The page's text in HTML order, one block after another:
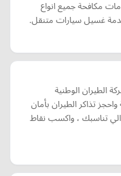
مكافحة جميع انواع
خدمة غسيل سيارات متنقل.
الطيران الوطنية
تذاكر الطيران بأمان
الي تناسبك ، واكسب نقاط